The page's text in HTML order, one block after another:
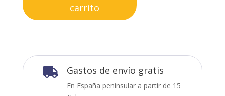
carrito
 Gastos de envío gratis
En España peninsular a partir de 15